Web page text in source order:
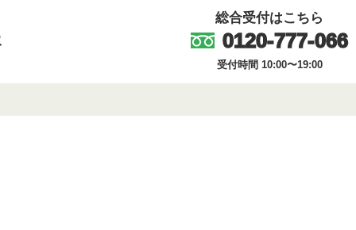
総合受付はこちら
0120-777-066
受付時間 10:00〜19:00